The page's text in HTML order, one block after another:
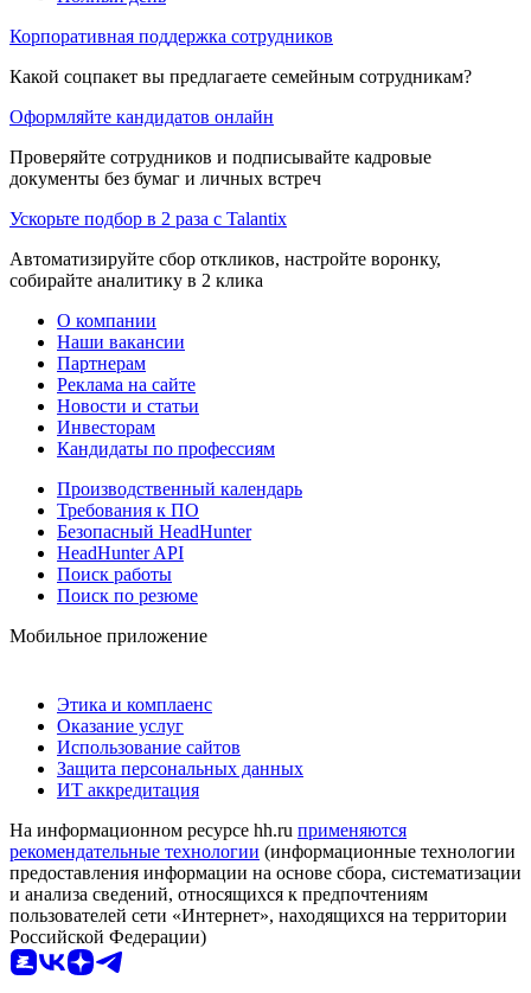
Корпоративная поддержка сотрудников
Какой соцпакет вы предлагаете семейным сотрудникам?
Оформляйте кандидатов онлайн
Проверяйте сотрудников и подписывайте кадровые
документы без бумаг и личных встреч
Ускорьте подбор в 2 раза с Talantix
Автоматизируйте сбор откликов, настройте воронку,
собирайте аналитику в 2 клика
О компании
Наши вакансии
Партнерам
Реклама на сайте
Новости и статьи
Инвесторам
Кандидаты по профессиям
Производственный календарь
Требования к ПО
Безопасный HeadHunter
HeadHunter API
Поиск работы
Поиск по резюме
Мобильное приложение
Этика и комплаенс
Оказание услуг
Использование сайтов
Защита персональных данных
ИТ аккредитация
На информационном ресурсе hh.ru применяются
рекомендательные технологии (информационные технологии
предоставления информации на основе сбора, систематизации
и анализа сведений, относящихся к предпочтениям
пользователей сети «Интернет», находящихся на территории
Российской Федерации)